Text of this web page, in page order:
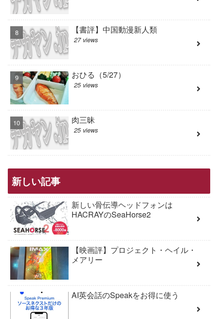
【書評】中国動漫新人類
27 views
おひる（5/27）
25 views
肉三昧
25 views
新しい記事
新しい骨伝導ヘッドフォンは
HACRAYのSeaHorse2
【映画評】プロジェクト・ヘイル・
メアリー
AI英会話のSpeakをお得に使う